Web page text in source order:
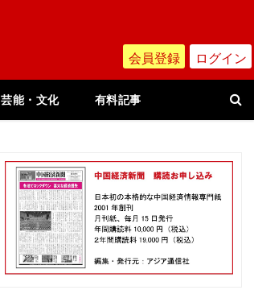
会員登録 ログイン
芸能・文化 有料記事